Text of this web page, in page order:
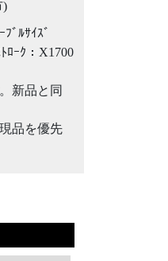
)
ﾞﾙｻｲｽﾞ
ｰｸ：X1700
新品と同
品を優先